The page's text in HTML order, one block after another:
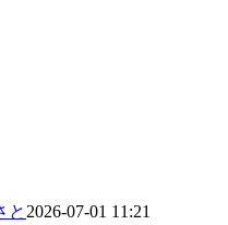
と 2026-07-01 11:21